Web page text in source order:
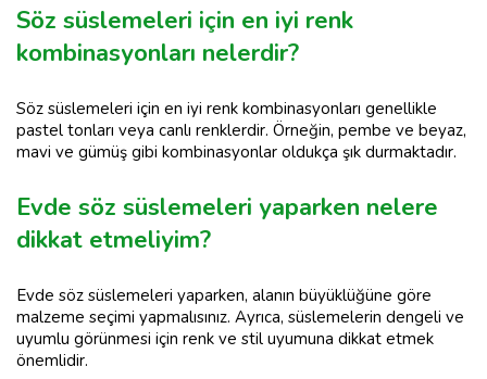
Söz süslemeleri için en iyi renk
kombinasyonları nelerdir?
Söz süslemeleri için en iyi renk kombinasyonları genellikle
pastel tonları veya canlı renklerdir. Örneğin, pembe ve beyaz,
mavi ve gümüş gibi kombinasyonlar oldukça şık durmaktadır.
Evde söz süslemeleri yaparken nelere
dikkat etmeliyim?
Evde söz süslemeleri yaparken, alanın büyüklüğüne göre
malzeme seçimi yapmalısınız. Ayrıca, süslemelerin dengeli ve
uyumlu görünmesi için renk ve stil uyumuna dikkat etmek
önemlidir.